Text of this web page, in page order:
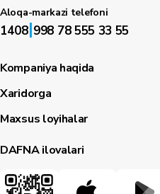
Aloqa-markazi telefoni
1408|998 78 555 33 55
Kompaniya haqida
Xaridorga
Maxsus loyihalar
DAFNA ilovalari